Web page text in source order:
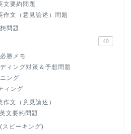
文要約問題
作文（意見論述）問題
問題
40
勝メモ
ィング対策＆予想問題
ング
ィング
作文（意見論述）
文要約問題
スピーキング)